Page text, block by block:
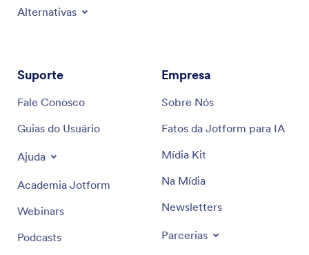
Alternativas
Suporte
Fale Conosco
Guias do Usuário
Ajuda
Academia Jotform
Webinars
Podcasts
Empresa
Sobre Nós
Fatos da Jotform para IA
Mídia Kit
Na Mídia
Newsletters
Parcerias